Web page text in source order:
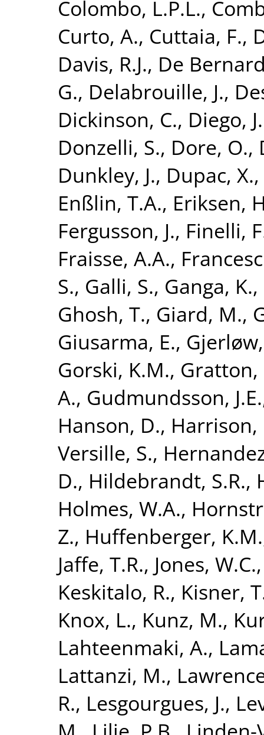
Colombo, L.P.L.,
Curto, A., Cuttaia, F.,
Davis, R.J., De
G., Delabrouille, J.,
Dickinson, C., Diego,
Donzelli, S., Dore, O.,
Dunkley, J., Dupac, X.,
Enßlin, T.A., Eriksen,
Fergusson, J., Finelli,
Fraisse, A.A.,
S., Galli, S., Ganga, K.,
Ghosh, T., Giard, M.,
Giusarma, E.,
Gorski, K.M., Gratton,
A., Gudmundsson, J.E.
Hanson, D., Harrison,
Versille, S.,
D., Hildebrandt, S.R.,
Holmes, W.A.,
Z., Huffenberger, K.M.
Jaffe, T.R., Jones, W.C.
Keskitalo, R., Kisner,
Knox, L., Kunz, M.,
Lahteenmaki, A.,
Lattanzi, M.,
R., Lesgourgues, J.,